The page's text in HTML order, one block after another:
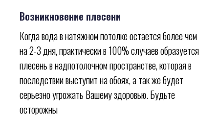
Возникновение плесени
Когда вода в натяжном потолке остается более чем
на 2-3 дня, практически в 100% случаев образуется
плесень в надпотолочном пространстве, которая в
последствии выступит на обоях, а так же будет
серьезно угрожать Вашему здоровью. Будьте
осторожны